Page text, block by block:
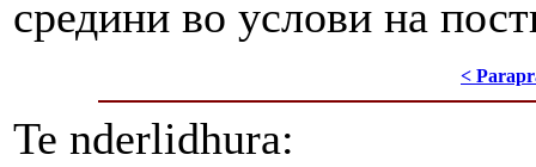
средини во услови на
<
Te nderlidhura: